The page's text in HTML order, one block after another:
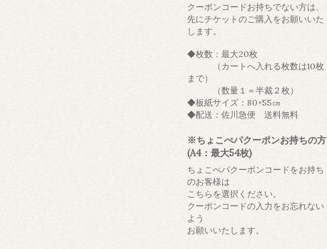
クーポンコードお持ちでない方は、
先にチケットのご購入をお願いいた
します。
◆枚数：最大20枚
（カートへ入れる枚数は10枚
まで）
（数量１＝半裁２枚）
◆板紙サイズ：80×55㎝
◆配送：佐川急便 送料無料
※ちょこぺパクーポンお持ちの方
(A4：最大54枚)
ちょこぺパクーポンコードをお持ち
のお客様は
こちらを選択ください。
クーポンコードの入力をお忘れない
よう
お願いいたします。